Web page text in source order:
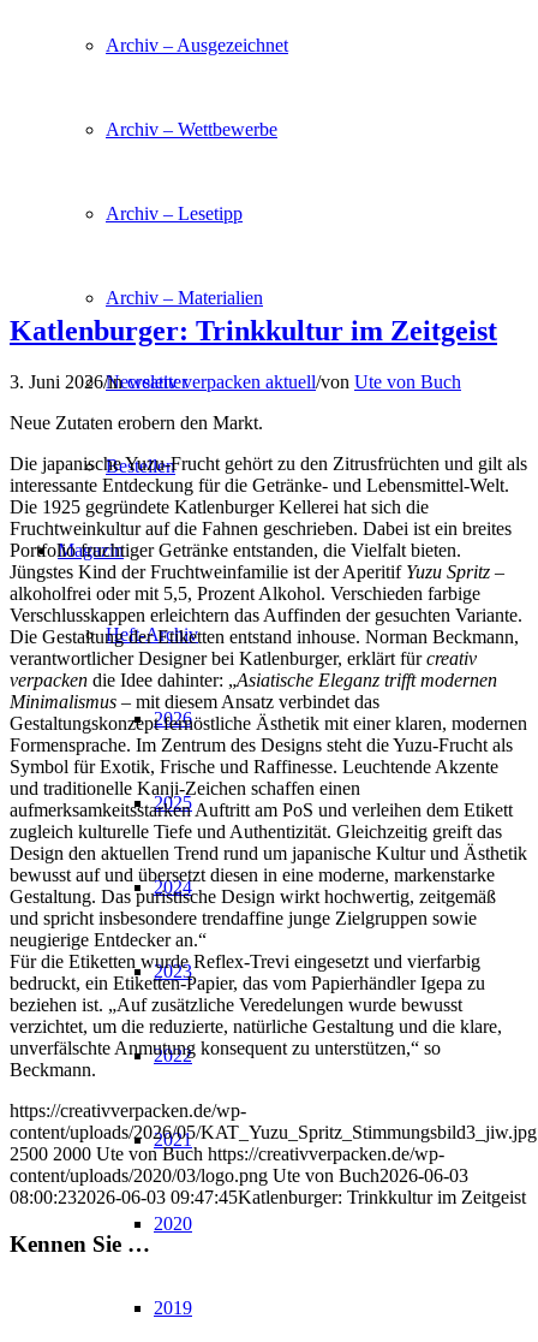
Archiv – Ausgezeichnet
Archiv – Wettbewerbe
Archiv – Lesetipp
Archiv – Materialien
Newsletter
Bestellen
Magazin
Heft-Archiv
2026
2025
2024
2023
2022
2021
2020
2019
Katlenburger: Trinkkultur im Zeitgeist
3. Juni 2026/increativ verpacken aktuell/von Ute von Buch
Neue Zutaten erobern den Markt.
Die japanische Yuzu-Frucht gehört zu den Zitrusfrüchten und gilt als
interessante Entdeckung für die Getränke- und Lebensmittel-Welt.
Die 1925 gegründete Katlenburger Kellerei hat sich die
Fruchtweinkultur auf die Fahnen geschrieben. Dabei ist ein breites
Portfolio fruchtiger Getränke entstanden, die Vielfalt bieten.
Jüngstes Kind der Fruchtweinfamilie ist der Aperitif Yuzu Spritz –
alkoholfrei oder mit 5,5, Prozent Alkohol. Verschieden farbige
Verschlusskappen erleichtern das Auffinden der gesuchten Variante.
Die Gestaltung der Etiketten entstand inhouse. Norman Beckmann,
verantwortlicher Designer bei Katlenburger, erklärt fürcreativ
verpacken die Idee dahinter: „Asiatische Eleganz trifft modernen
Minimalismus – mit diesem Ansatz verbindet das
Gestaltungskonzept fernöstliche Ästhetik mit einer klaren, modernen
Formensprache. Im Zentrum des Designs steht die Yuzu-Frucht als
Symbol für Exotik, Frische und Raffinesse. Leuchtende Akzente
und traditionelle Kanji-Zeichen schaffen einen
aufmerksamkeitsstarken Auftritt am PoS und verleihen dem Etikett
zugleich kulturelle Tiefe und Authentizität. Gleichzeitig greift das
Design den aktuellen Trend rund um japanische Kultur und Ästhetik
bewusst auf und übersetzt diesen in eine moderne, markenstarke
Gestaltung. Das puristische Design wirkt hochwertig, zeitgemäß
und spricht insbesondere trendaffine junge Zielgruppen sowie
neugierige Entdecker an.“
Für die Etiketten wurde Reflex-Trevi eingesetzt und vierfarbig
bedruckt, ein Etiketten-Papier, das vom Papierhändler Igepa zu
beziehen ist. „Auf zusätzliche Veredelungen wurde bewusst
verzichtet, um die reduzierte, natürliche Gestaltung und die klare,
unverfälschte Anmutung konsequent zu unterstützen,“ so
Beckmann.
https://creativverpacken.de/wp-
content/uploads/2026/05/KAT_Yuzu_Spritz_Stimmungsbild3_jiw.jpg
2500 2000 Ute von Buch https://creativverpacken.de/wp-
content/uploads/2020/03/logo.png Ute von Buch2026-06-03
08:00:232026-06-03 09:47:45Katlenburger: Trinkkultur im Zeitgeist
Kennen Sie …